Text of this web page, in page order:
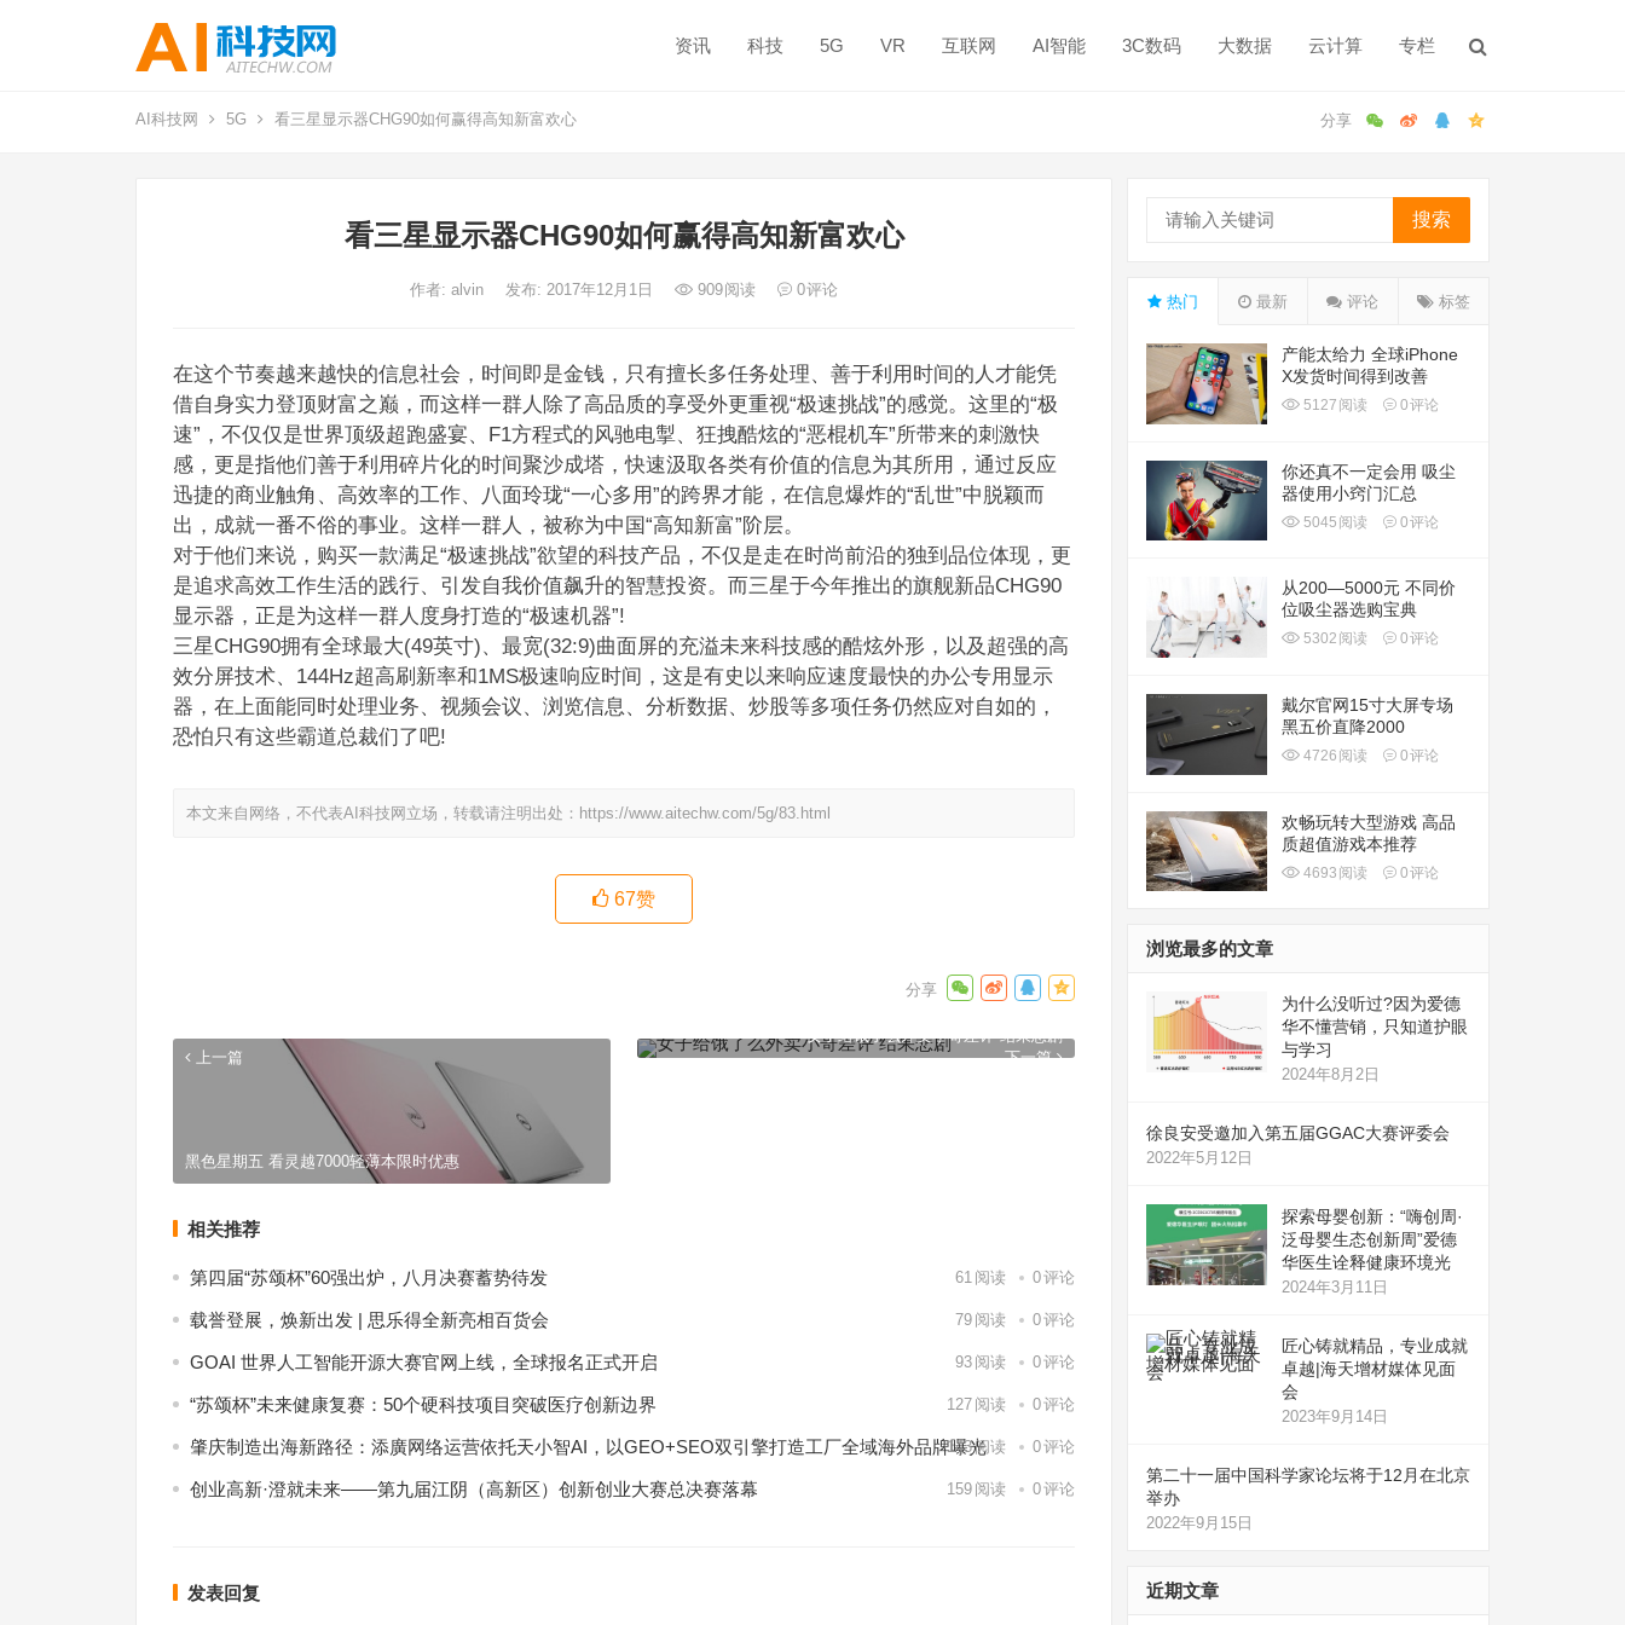
资讯 科技 5G VR 互联网 AI智能 3C数码 大数据 云计算 专栏
AI科技网 5G 看三星显示器CHG90如何赢得高知新富欢心
看三星显示器CHG90如何赢得高知新富欢心
作者: alvin 发布: 2017年12月1日 909阅读 0评论
在这个节奏越来越快的信息社会，时间即是金钱，只有擅长多任务处理、善于利用时间的人才能凭
借自身实力登顶财富之巅，而这样一群人除了高品质的享受外更重视“极速挑战”的感觉。这里的“极
速”，不仅仅是世界顶级超跑盛宴、F1方程式的风驰电掣、狂拽酷炫的“恶棍机车”所带来的刺激快
感，更是指他们善于利用碎片化的时间聚沙成塔，快速汲取各类有价值的信息为其所用，通过反应
迅捷的商业触角、高效率的工作、八面玲珑“一心多用”的跨界才能，在信息爆炸的“乱世”中脱颖而
出，成就一番不俗的事业。这样一群人，被称为中国“高知新富”阶层。
对于他们来说，购买一款满足“极速挑战”欲望的科技产品，不仅是走在时尚前沿的独到品位体现，更
是追求高效工作生活的践行、引发自我价值飙升的智慧投资。而三星于今年推出的旗舰新品CHG90
显示器，正是为这样一群人度身打造的“极速机器”!
三星CHG90拥有全球最大(49英寸)、最宽(32:9)曲面屏的充溢未来科技感的酷炫外形，以及超强的高
效分屏技术、144Hz超高刷新率和1MS极速响应时间，这是有史以来响应速度最快的办公专用显示
器，在上面能同时处理业务、视频会议、浏览信息、分析数据、炒股等多项任务仍然应对自如的，
恐怕只有这些霸道总裁们了吧!
本文来自网络，不代表AI科技网立场，转载请注明出处： https://www.aitechw.com/5g/83.html
67赞
上一篇
黑色星期五 看灵越7000轻薄本限时优惠
下一篇
女子给饿了么外卖小哥差评 结果悲剧
相关推荐
第四届“苏颂杯”60强出炉，八月决赛蓄势待发 61 阅读 0评论
载誉登展，焕新出发 | 思乐得全新亮相百货会 79 阅读 0评论
GOAI 世界人工智能开源大赛官网上线，全球报名正式开启 93 阅读 0评论
“苏颂杯”未来健康复赛：50个硬科技项目突破医疗创新边界 127 阅读 0评论
肇庆制造出海新路径：添廣网络运营依托天小智AI，以GEO+SEO双引擎打造工厂全域海外品牌曝光
143阅读 0评论
创业高新·澄就未来——第九届江阴（高新区）创新创业大赛总决赛落幕 159 阅读 0评论
发表回复
搜索
热门 最新 评论 标签
产能太给力 全球iPhone
X发货时间得到改善
5127 阅读 0评论
你还真不一定会用 吸尘
器使用小窍门汇总
5045 阅读 0评论
从200—5000元 不同价
位吸尘器选购宝典
5302 阅读 0评论
戴尔官网15寸大屏专场
黑五价直降2000
4726 阅读 0评论
欢畅玩转大型游戏 高品
质超值游戏本推荐
4693 阅读 0评论
浏览最多的文章
为什么没听过?因为爱德
华不懂营销，只知道护眼
与学习
2024年8月2日
徐良安受邀加入第五届GGAC大赛评委会
2022年5月12日
探索母婴创新：“嗨创周·
泛母婴生态创新周”爱德
华医生诠释健康环境光
2024年3月11日
匠心铸就精品，专业成就
卓越|海天增材媒体见面
会
2023年9月14日
第二十一届中国科学家论坛将于12月在北京
举办
2022年9月15日
近期文章